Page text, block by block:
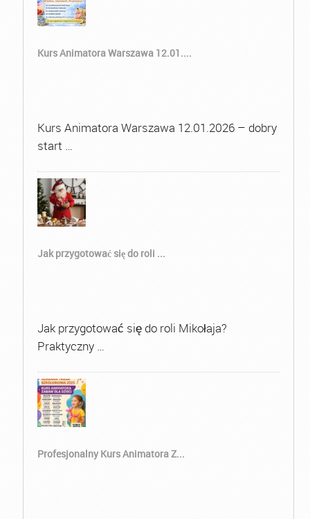
Kurs Animatora Warszawa 12.01....
Kurs Animatora Warszawa 12.01.2026 – dobry
start …
Jak przygotować się do roli ...
Jak przygotować się do roli Mikołaja?
Praktyczny …
Profesjonalny Kurs Animatora Z...